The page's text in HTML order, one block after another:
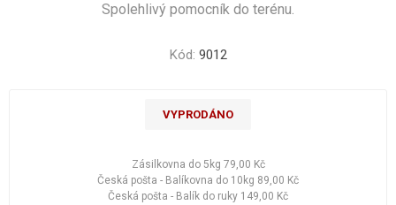
Spolehlivý pomocník do terénu.
Kód: 9012
VYPRODÁNO
Zásilkovna do 5kg 79,00 Kč
Česká pošta - Balíkovna do 10kg 89,00 Kč
Česká pošta - Balík do ruky 149,00 Kč